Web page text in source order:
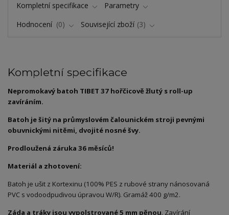
Kompletní specifikace
Parametry
Hodnocení
0 Související zboží 3
Kompletní specifikace
Nepromokavý batoh TIBET 37 hořčicově žlutý s roll-up
zavíráním.
Batoh je šitý na průmyslovém čalounickém stroji pevnými
obuvnickými nitěmi, dvojité nosné švy.
Prodloužená záruka 36 měsíců!
Materiál a zhotovení:
Batoh je ušit z Kortexinu (100% PES z rubové strany nánosovaná
PVC s vodoodpudivou úpravou W/R). Gramáž 400 g/m2.
Záda a tráky jsou vypolstrované 5 mm pěnou. Zavírání